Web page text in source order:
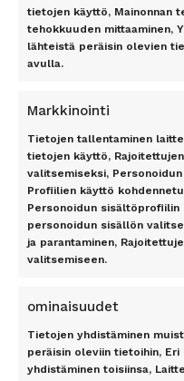
tietojen käyttö, Mainonnan
tehokkuuden mittaaminen,
lähteistä peräisin olevien
avulla.
Markkinointi
Tietojen tallentaminen
tietojen käyttö,
valitsemiseksi,
Profiilien käyttö
Personoidun sisältöprofiilin
personoidun sisällön
ja parantaminen,
valitsemiseen.
ominaisuudet
Tietojen yhdistäminen
peräisin oleviin tietoihin, Eri
yhdistäminen toisiinsa,
TOP 11 RANTA
Antalyan rannikko, Alanya,
Antalya, Side, Kemer, Belek
Costa del Sol
Florida
Gran Canaria
Kreeta
Kypros
Mallorca
Phuket
Rodos
Teneriffa